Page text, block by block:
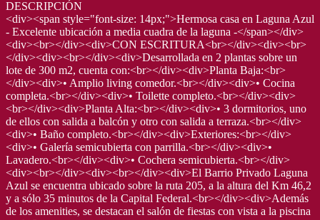
DESCRIPCIÓN
<div><span style="font-size: 14px;">Hermosa casa en Laguna Azul
- Excelente ubicación a media cuadra de la laguna -</span></div>
<div><br></div><div>CON ESCRITURA<br></div><div><br>
</div><div><br></div><div>Desarrollada en 2 plantas sobre un
lote de 300 m2, cuenta con:<br></div><div>Planta Baja:<br>
</div><div>• Amplio living comedor.<br></div><div>• Cocina
completa.<br></div><div>• Toilette completo.<br></div><div>
<br></div><div>Planta Alta:<br></div><div>• 3 dormitorios, uno
de ellos con salida a balcón y otro con salida a terraza.<br></div>
<div>• Baño completo.<br></div><div>Exteriores:<br></div>
<div>• Galería semicubierta con parrilla.<br></div><div>•
Lavadero.<br></div><div>• Cochera semicubierta.<br></div>
<div><br></div><div><br></div><div>El Barrio Privado Laguna
Azul se encuentra ubicado sobre la ruta 205, a la altura del Km 46,2
y a sólo 35 minutos de la Capital Federal.<br></div><div>Además
de los amenities, se destacan el salón de fiestas con vista a la piscina